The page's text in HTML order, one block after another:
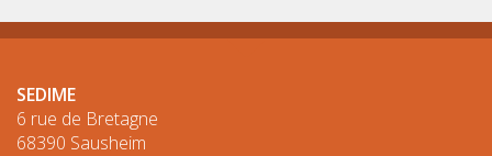
SEDIME
6 rue de Bretagne
68390 Sausheim